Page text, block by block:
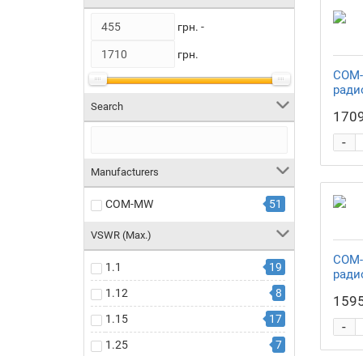
грн. -
грн.
Search
Manufacturers
COM-MW 51
VSWR (Max.)
1.1
19
1.12
8
1.15
17
1.25
7
-
-